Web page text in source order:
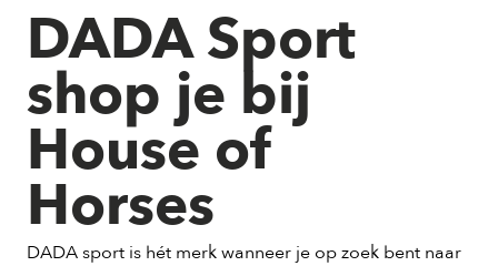
DADA Sport
shop je bij
House of
Horses
DADA sport is hét merk wanneer je op zoek bent naar